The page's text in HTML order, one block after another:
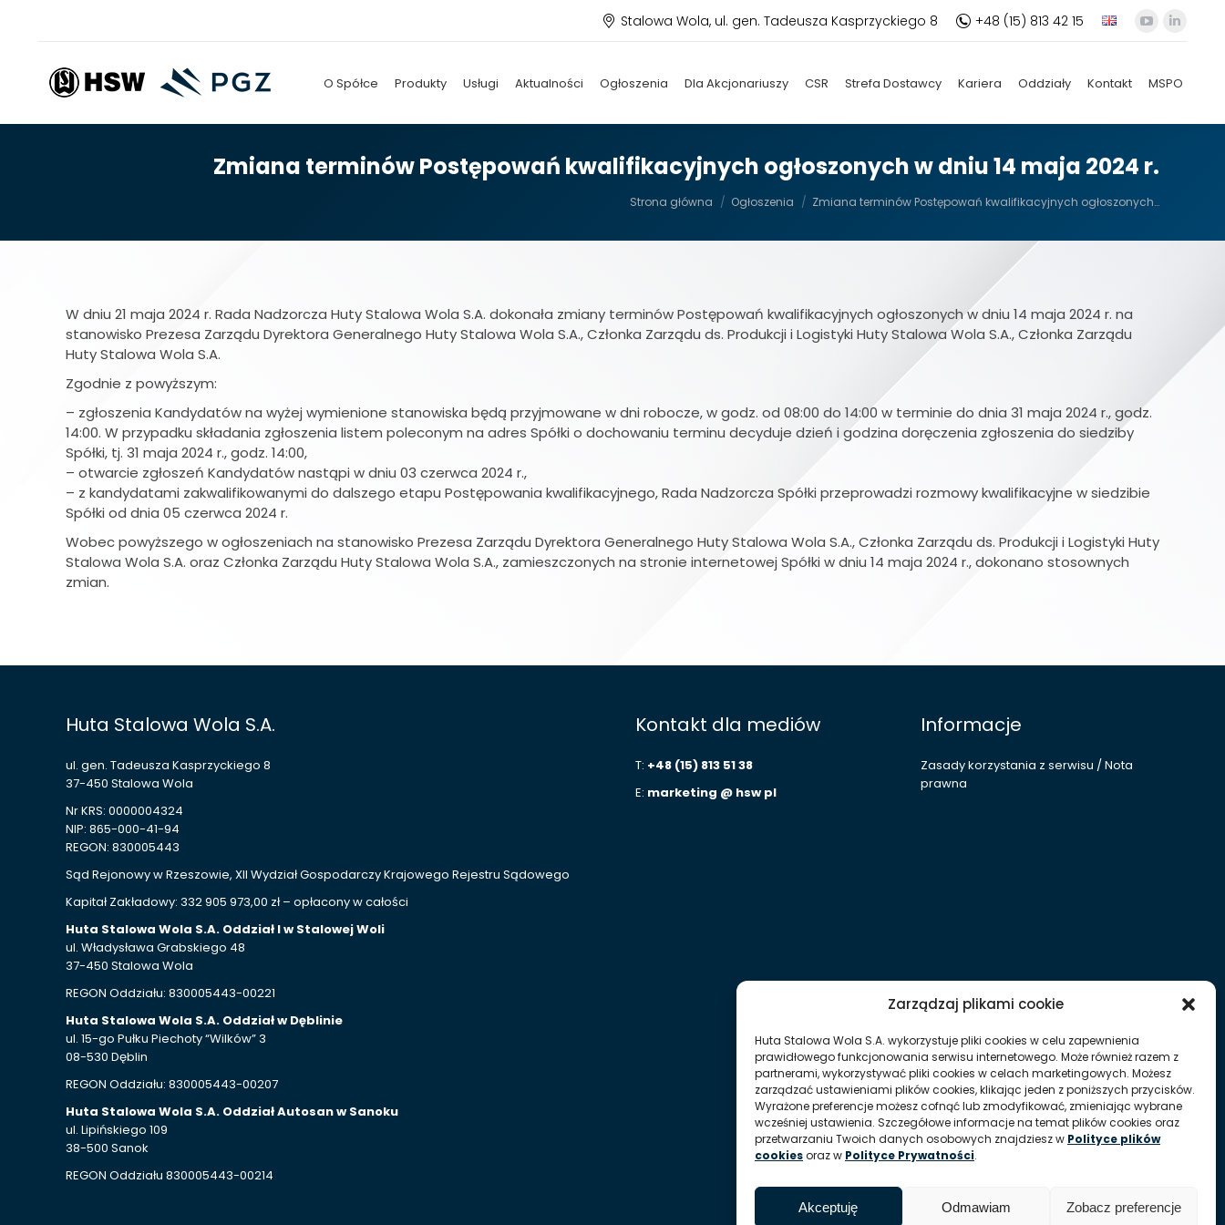
Zarządzaj plikami cookie
Huta Stalowa Wola S.A. wykorzystuje pliki cookies w celu zapewnienia
prawidłowego funkcjonowania serwisu internetowego. Może również razem z
partnerami, wykorzystywać pliki cookies w celach marketingowych. Możesz
zarządzać ustawieniami plików cookies, klikając jeden z poniższych przycisków.
Wyrażone preferencje możesz cofnąć lub zmodyfikować, zmieniając wybrane
wcześniej ustawienia. Szczegółowe informacje na temat plików cookies oraz
przetwarzaniu Twoich danych osobowych znajdziesz w Polityce plików
cookiesoraz w Polityce Prywatności.
Akceptuję Odmawiam Zobacz preferencje
Stalowa Wola, ul. gen. Tadeusza Kasprzyckiego 8 +48 (15) 813 42 15
YouTube
się
nowym
się
nowym
O Spółce Produkty Usługi Aktualności Ogłoszenia Dla Akcjonariuszy CSR Strefa Dostawcy Kariera Oddziały Kontakt MSPO
Zmiana terminów Postępowań kwalifikacyjnych ogłoszonych w dniu 14 maja 2024 r.
Strona główna Ogłoszenia Zmiana terminów Postępowań kwalifikacyjnych ogłoszonych…
W dniu 21 maja 2024 r. Rada Nadzorcza Huty Stalowa Wola S.A. dokonała zmiany terminów Postępowań kwalifikacyjnych ogłoszonych w dniu 14 maja 2024 r. na
stanowisko Prezesa Zarządu Dyrektora Generalnego Huty Stalowa Wola S.A., Członka Zarządu ds. Produkcji i Logistyki Huty Stalowa Wola S.A., Członka Zarządu
Huty Stalowa Wola S.A.
Zgodnie z powyższym:
– zgłoszenia Kandydatów na wyżej wymienione stanowiska będą przyjmowane w dni robocze, w godz. od 08:00 do 14:00 w terminie do dnia 31 maja 2024 r., godz.
14:00. W przypadku składania zgłoszenia listem poleconym na adres Spółki o dochowaniu terminu decyduje dzień i godzina doręczenia zgłoszenia do siedziby
Spółki, tj. 31 maja 2024 r., godz. 14:00,
– otwarcie zgłoszeń Kandydatów nastąpi w dniu 03 czerwca 2024 r.,
– z kandydatami zakwalifikowanymi do dalszego etapu Postępowania kwalifikacyjnego, Rada Nadzorcza Spółki przeprowadzi rozmowy kwalifikacyjne w siedzibie
Spółki od dnia 05 czerwca 2024 r.
Wobec powyższego w ogłoszeniach na stanowisko Prezesa Zarządu Dyrektora Generalnego Huty Stalowa Wola S.A., Członka Zarządu ds. Produkcji i Logistyki Huty
Stalowa Wola S.A. oraz Członka Zarządu Huty Stalowa Wola S.A., zamieszczonych na stronie internetowej Spółki w dniu 14 maja 2024 r., dokonano stosownych
zmian.
Huta Stalowa Wola S.A.
ul. gen. Tadeusza Kasprzyckiego 8
37-450 Stalowa Wola
Nr KRS: 0000004324
NIP: 865-000-41-94
REGON: 830005443
Sąd Rejonowy w Rzeszowie, XII Wydział Gospodarczy Krajowego Rejestru Sądowego
Kapitał Zakładowy: 332 905 973,00 zł – opłacony w całości
Huta Stalowa Wola S.A. Oddział I w Stalowej Woli
ul. Władysława Grabskiego 48
37-450 Stalowa Wola
REGON Oddziału: 830005443-00221
Huta Stalowa Wola S.A. Oddział w Dęblinie
ul. 15-go Pułku Piechoty “Wilków” 3
08-530 Dęblin
REGON Oddziału: 830005443-00207
Huta Stalowa Wola S.A. Oddział Autosan w Sanoku
ul. Lipińskiego 109
38-500 Sanok
REGON Oddziału 830005443-00214
Kontakt dla mediów
T: +48 (15) 813 51 38
E: marketing @ hsw pl
Informacje
Zasady korzystania z serwisu / Nota
prawna